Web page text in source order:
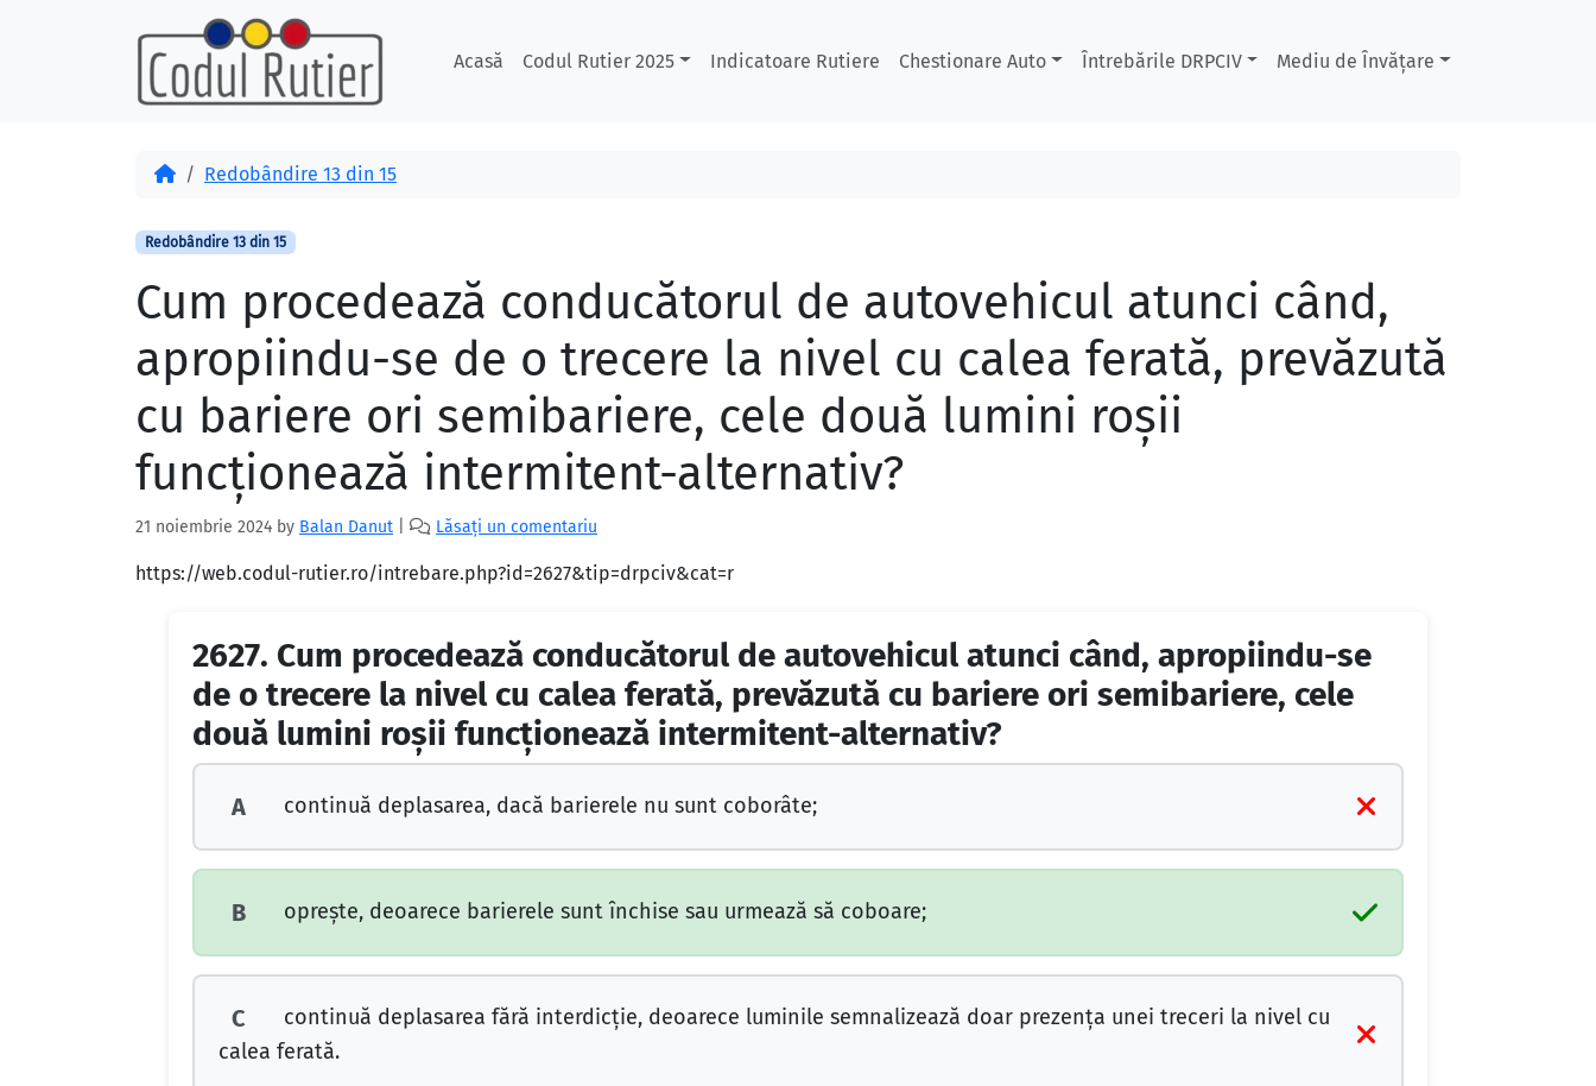
Acasă Codul Rutier 2025 Indicatoare Rutiere Chestionare Auto Întrebările DRPCIV Mediu de Învățare
AcasăRedobândire 13 din 15
Redobândire 13 din 15
Cum procedează conducătorul de autovehicul atunci când,
apropiindu-se de o trecere la nivel cu calea ferată, prevăzută
cu bariere ori semibariere, cele două lumini roşii
funcţionează intermitent-alternativ?
21 noiembrie 2024 by Balan Danut Lăsați un comentariu
https://web.codul-rutier.ro/intrebare.php?id=2627&tip=drpciv&cat=r
2627. Cum procedează conducătorul de autovehicul atunci când, apropiindu-se
de o trecere la nivel cu calea ferată, prevăzută cu bariere ori semibariere, cele
două lumini roşii funcţionează intermitent-alternativ?
A continuă deplasarea, dacă barierele nu sunt coborâte;
B opreşte, deoarece barierele sunt închise sau urmează să coboare;
C
continuă deplasarea fără interdicţie, deoarece luminile semnalizează doar prezenţa unei treceri la nivel cu
calea ferată.